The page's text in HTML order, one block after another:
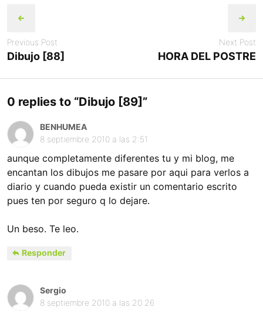
navigation
Previous Post
Dibujo [88]
Next Post
HORA DEL POSTRE
0 replies to “Dibujo [89]”
BENHUMEA
8 septiembre 2010 a las 2:51
aunque completamente diferentes tu y mi blog, me
encantan los dibujos me pasare por aqui para verlos a
diario y cuando pueda existir un comentario escrito
pues ten por seguro q lo dejare.
Un beso. Te leo.
Responder
Sergio
8 septiembre 2010 a las 20:26